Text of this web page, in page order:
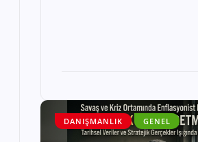
DANIŞMANLIK GENEL